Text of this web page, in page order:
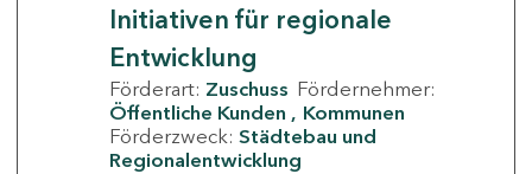
Initiativen für regionale
Entwicklung
Förderart: Zuschuss Fördernehmer:
Öffentliche Kunden
Kommunen
Förderzweck: Städtebau und
Regionalentwicklung